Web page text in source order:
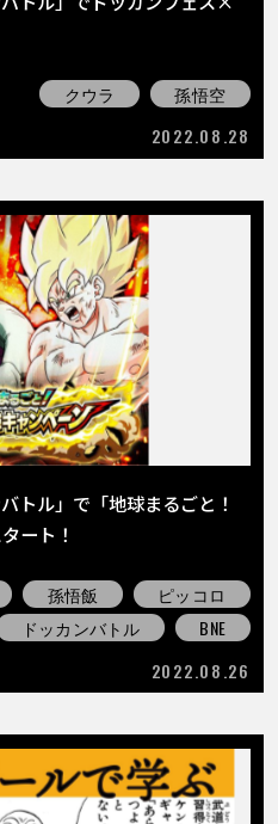
クウラ
孫悟空
2022.08.28
トル」で「地球まるごと！
ート！
孫悟飯
ピッコロ
ドッカンバトル
BNE
2022.08.26